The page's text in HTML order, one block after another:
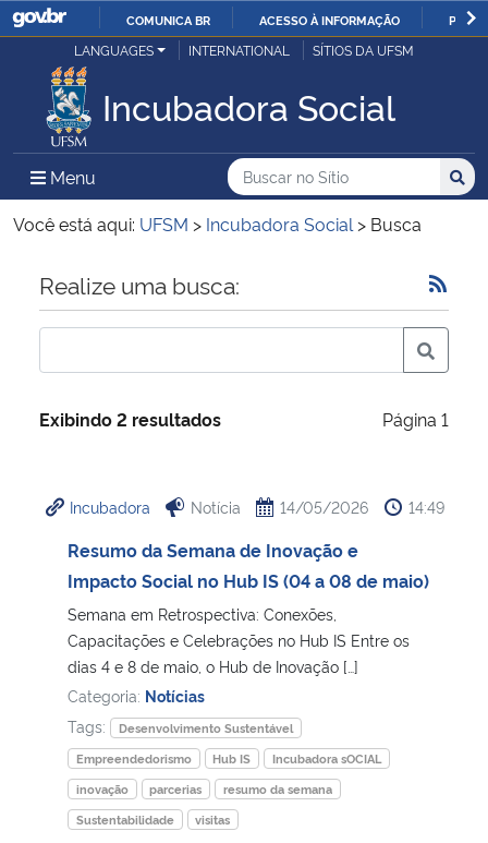
IR
O
COMUNICA BR ACESSO À INFORMAÇÃO
Ministério da Justiça e Segurança Pública
Ministério da Defesa
Ministério das Relações Exteriores
Ministério da Economia
Ministério da Infraestrutura
Ministério da Cidadania
Ministério de Minas e Energia
Ministério da Ciência, Tecnologia, Inovações e Comunicações
Ministério do Meio Ambiente
Ministério do Turismo
LANGUAGES INTERNATIONAL SÍTIOS DA UFSM
Incubadora Social
Menu Menu Principal do Sítio
Busca
Buscar no no Sítio
Busca:
Você está aqui: UFSM > Incubadora Social > Busca
Início do conteúdo
Realize uma busca:
Exibindo 2 resultados Página 1
Incubadora Notícia 14/05/2026 14:49
Resumo da Semana de Inovação e
Impacto Social no Hub IS (04 a 08 de maio)
Semana em Retrospectiva: Conexões,
Capacitações e Celebrações no Hub IS Entre os
dias 4 e 8 de maio, o Hub de Inovação […]
Categoria: Notícias
Tags:
Desenvolvimento Sustentável
Empreendedorismo
Hub IS
Incubadora sOCIAL
inovação
parcerias
resumo da semana
Sustentabilidade
visitas